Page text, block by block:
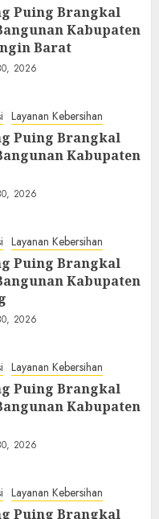
Puing Brangkal
Kabupaten
Barat
2026
Layanan Kebersihan
Puing Brangkal
Kabupaten
2026
Layanan Kebersihan
Puing Brangkal
Kabupaten
2026
Layanan Kebersihan
Puing Brangkal
Kabupaten
2026
Layanan Kebersihan
Puing Brangkal